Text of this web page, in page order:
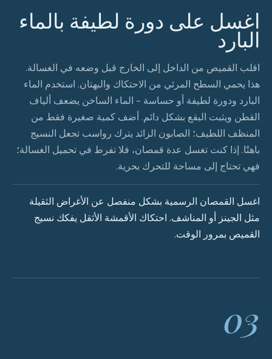
اغسل على دورة لطيفة بالماء
البارد
اقلب القميص من الداخل إلى الخارج قبل وضعه في الغسالة.
هذا يحمي السطح المرئي من الاحتكاك والبهتان. استخدم الماء
البارد ودورة لطيفة أو حساسة - الماء الساخن يضعف ألياف
القطن ويثبت البقع بشكل دائم. أضف كمية صغيرة فقط من
المنظف اللطيف؛ الصابون الزائد يترك رواسب تجعل النسيج
باهتًا. إذا كنت تغسل عدة قمصان، فلا تفرط في تحميل الغسالة؛
فهي تحتاج إلى مساحة للتحرك بحرية.
اغسل القمصان الرسمية بشكل منفصل عن الأغراض الثقيلة
مثل الجينز أو المناشف. احتكاك الأقمشة الأثقل يفكك نسيج
القميص بمرور الوقت.
03